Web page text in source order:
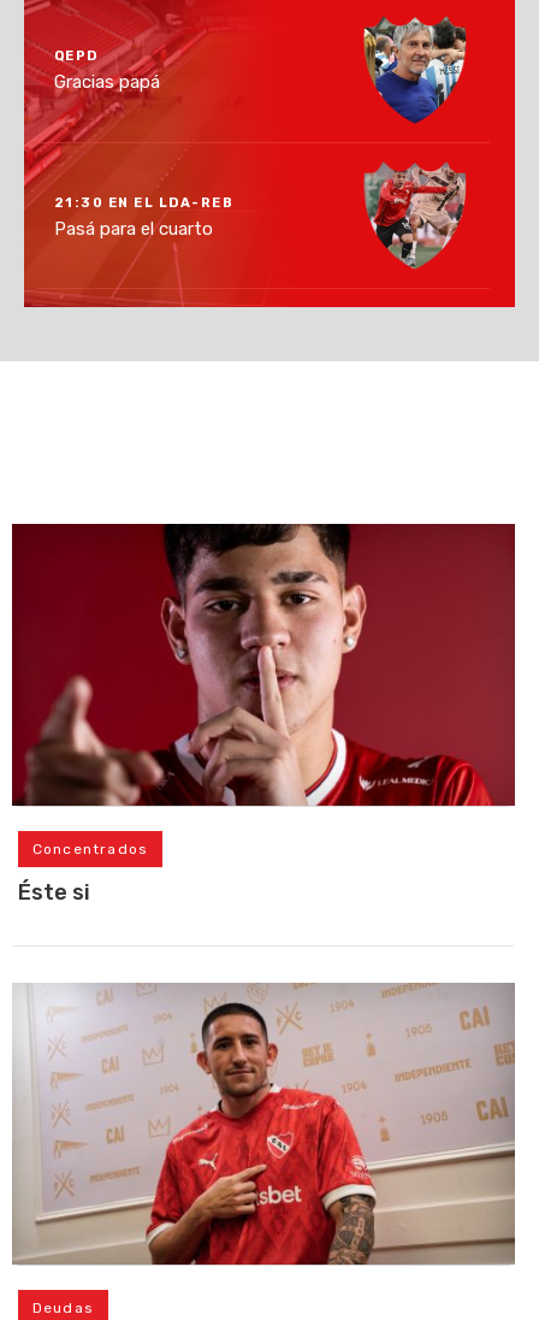
QEPD
Gracias papá
21:30 EN EL LDA-REB
Pasá para el cuarto
Concentrados
Éste si
Deudas